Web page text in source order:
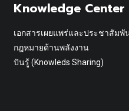
Knowledge Center
เอกสารเผยแพร่และประชาสัมพั
กฎหมายด้านพลังงาน
ปันรู้ (Knowleds Sharing)